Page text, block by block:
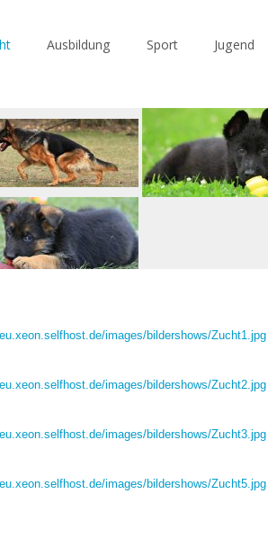
Ausbildung Sport Jugend
images/bildershows/Zucht1.jpg
images/bildershows/Zucht2.jpg
images/bildershows/Zucht3.jpg
images/bildershows/Zucht5.jpg